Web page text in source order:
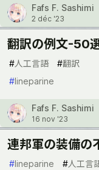
Fafs F. Sashimi
2 déc '23
翻訳の例文-50
#人工言語 #翻訳
#lineparine
Fafs F. Sashimi
16 nov '23
連邦軍の装備の
#lineparine #人工言